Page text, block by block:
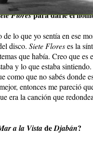
Florespara darle el
de lo que yo sentía en ese
disco. Siete Floreses la
que había. Creo que
y lo que estaba
como que no sabés donde
entonces me pareció
era la canción que
a la VistadeDjabán?